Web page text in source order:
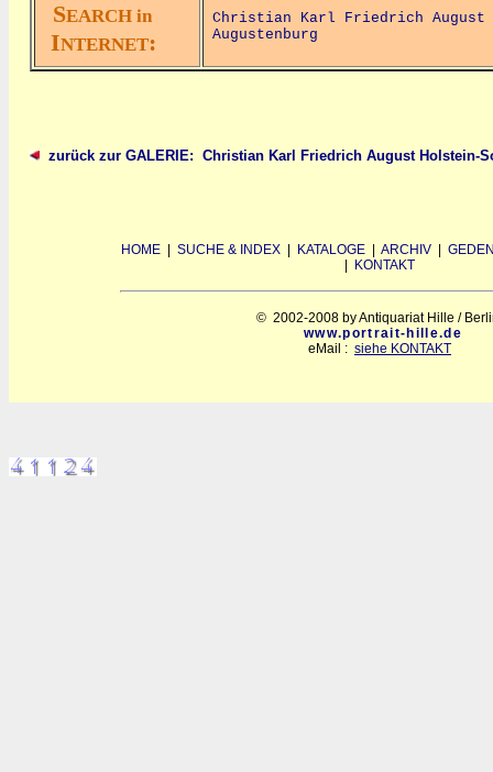
SEARCH in
INTERNET:
Christian Karl Friedrich August
Augustenburg
zurück zur GALERIE: Christian Karl Friedrich August Holstein-
HOME SUCHE & INDEX KATALOGE ARCHIV
KONTAKT
© 2002-2008 by Antiquariat Hille /
www.portrait-hille.de
eMail : siehe KONTAKT